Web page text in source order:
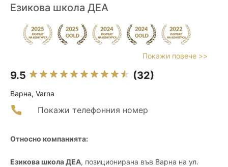
Езикова школа ДЕА
Покажи повече >>
9.5 (32)
Варна, Varna
Покажи телефонния номер
Относно компанията:
Езикова школа ДЕА, позиционирана във Варна на ул.